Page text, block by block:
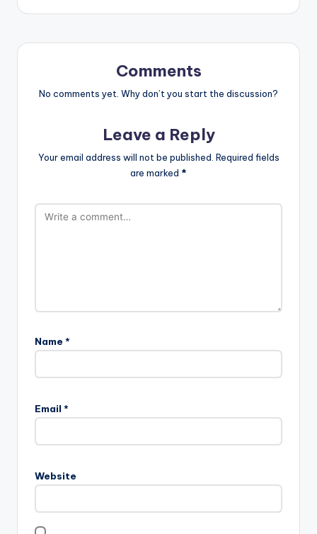
Comments
No comments yet. Why don’t you start the discussion?
Leave a Reply
Your email address will not be published. Required fields
are marked *
Name *
Email *
Website